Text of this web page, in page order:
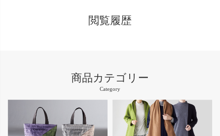
閲覧履歴
商品カテゴリー
Category